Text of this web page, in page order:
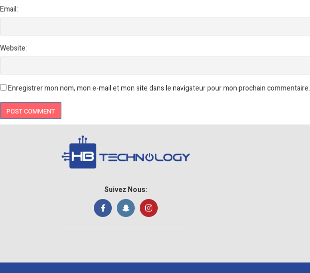
Email:
Website:
Enregistrer mon nom, mon e-mail et mon site dans le navigateur pour mon prochain commentaire.
Suivez Nous: